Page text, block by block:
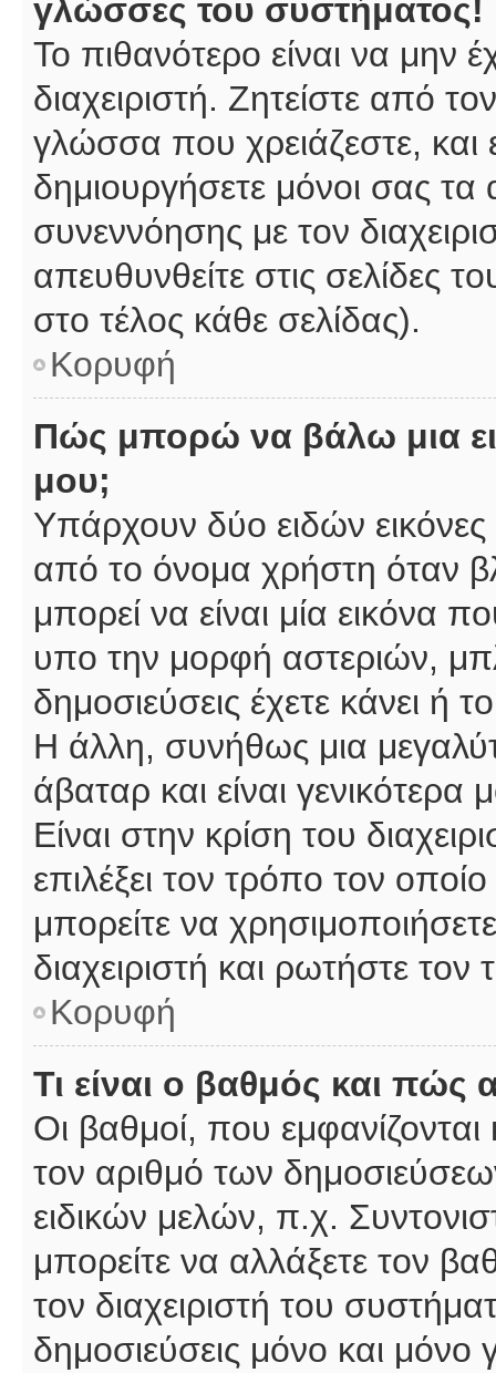
γλώσσες του συστήματος!
Το πιθανότερο είναι να μην
διαχειριστή. Ζητείστε από
γλώσσα που χρειάζεστε, και
δημιουργήσετε μόνοι σας
συνεννόησης με τον
απευθυνθείτε στις
στο τέλος κάθε σελίδας).
Κορυφή
Πώς μπορώ να βάλω μια
μου;
Υπάρχουν δύο ειδών
από το όνομα χρήστη όταν
μπορεί να είναι μία εικόνα
υπο την μορφή αστεριών,
δημοσιεύσεις έχετε κάνει
Η άλλη, συνήθως μια
άβαταρ και είναι
Είναι στην κρίση του
επιλέξει τον τρόπο τον
μπορείτε να
διαχειριστή και ρωτήστε τον
Κορυφή
Τι είναι ο βαθμός και
Οι βαθμοί, που
τον αριθμό των
ειδικών μελών, π.χ.
μπορείτε να αλλάξετε τον
τον διαχειριστή του
δημοσιεύσεις μόνο και